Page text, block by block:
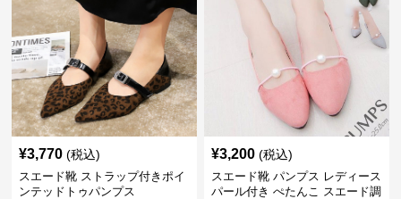
¥3,770 (税込)
スエード靴 ストラップ付きポイ
ンテッドトゥパンプス
¥3,200 (税込)
スエード靴 パンプス レディース
パール付き ぺたんこ スエード調